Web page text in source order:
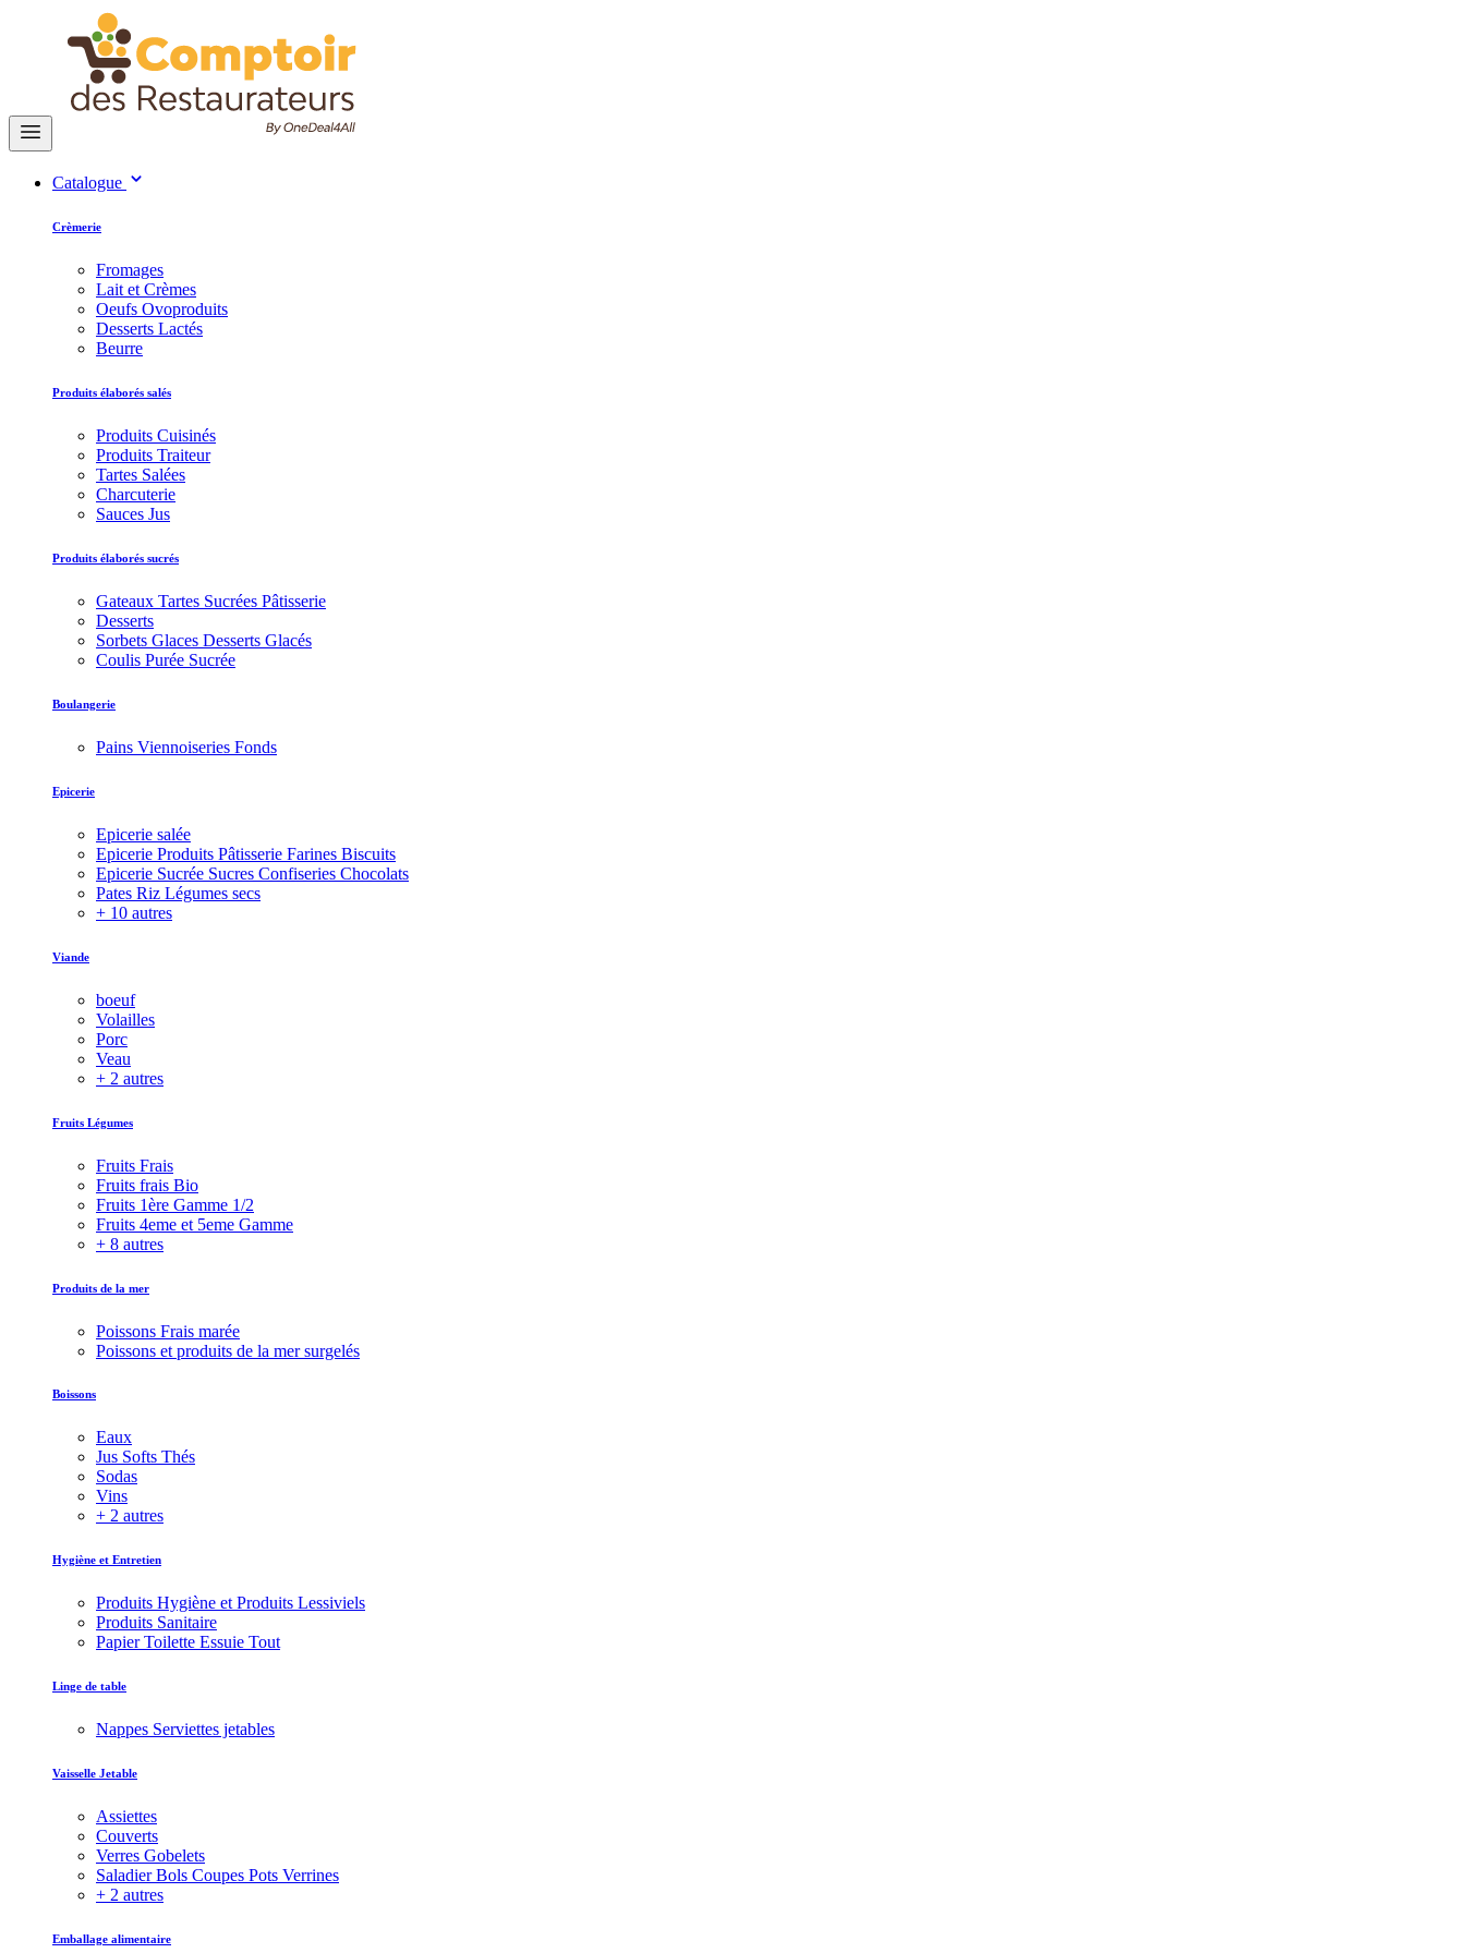
Catalogue
Crèmerie
Fromages
Lait et Crèmes
Oeufs Ovoproduits
Desserts Lactés
Beurre
Produits élaborés salés
Produits Cuisinés
Produits Traiteur
Tartes Salées
Charcuterie
Sauces Jus
Produits élaborés sucrés
Gateaux Tartes Sucrées Pâtisserie
Desserts
Sorbets Glaces Desserts Glacés
Coulis Purée Sucrée
Boulangerie
Pains Viennoiseries Fonds
Epicerie
Epicerie salée
Epicerie Produits Pâtisserie Farines Biscuits
Epicerie Sucrée Sucres Confiseries Chocolats
Pates Riz Légumes secs
+ 10 autres
Viande
boeuf
Volailles
Porc
Veau
+ 2 autres
Fruits Légumes
Fruits Frais
Fruits frais Bio
Fruits 1ère Gamme 1/2
Fruits 4eme et 5eme Gamme
+ 8 autres
Produits de la mer
Poissons Frais marée
Poissons et produits de la mer surgelés
Boissons
Eaux
Jus Softs Thés
Sodas
Vins
+ 2 autres
Hygiène et Entretien
Produits Hygiène et Produits Lessiviels
Produits Sanitaire
Papier Toilette Essuie Tout
Linge de table
Nappes Serviettes jetables
Vaisselle Jetable
Assiettes
Couverts
Verres Gobelets
Saladier Bols Coupes Pots Verrines
+ 2 autres
Emballage alimentaire